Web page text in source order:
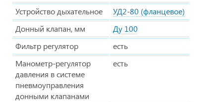
Устройство дыхательное
УД2-80 (фланцевое)
Донный клапан, мм
Ду 100
Фильтр регулятор
есть
Манометр-регулятор
давления в системе
пневмоуправления
донными клапанами
есть